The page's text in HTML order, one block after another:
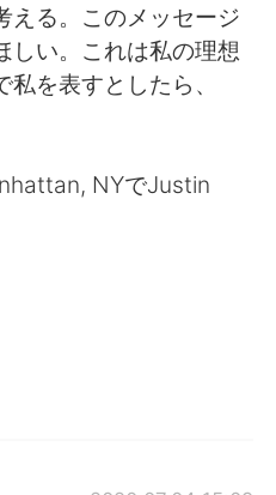
える。このメッセージ
しい。これは私の理想
を表すとしたら、
NYでJustin